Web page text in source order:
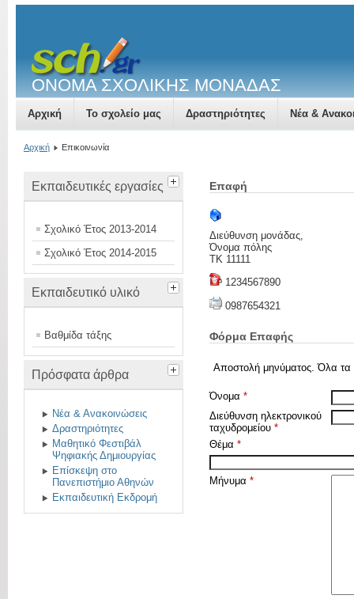
ΟΝΟΜΑ ΣΧΟΛΙΚΗΣ ΜΟΝΑΔΑΣ
Αρχική Το σχολείο μας Δραστηριότητες Νέα &
Αρχική Επικοινωνία
Εκπαιδευτικές εργασίες
Σχολικό Έτος 2013-2014
Σχολικό Έτος 2014-2015
Εκπαιδευτικό υλικό
Βαθμίδα τάξης
Πρόσφατα άρθρα
Νέα & Ανακοινώσεις
Δραστηριότητες
Μαθητικό Φεστιβάλ
Ψηφιακής Δημιουργίας
Επίσκεψη στο
Πανεπιστήμιο Αθηνών
Εκπαιδευτική Εκδρομή
Επαφή
Διεύθυνση μονάδας,
Όνομα πόλης
ΤΚ 11111
1234567890
0987654321
Φόρμα Επαφής
Αποστολή μηνύματος. Όλα τα
Όνομα *
Διεύθυνση ηλεκτρονικού
ταχυδρομείου*
Θέμα *
Μήνυμα *